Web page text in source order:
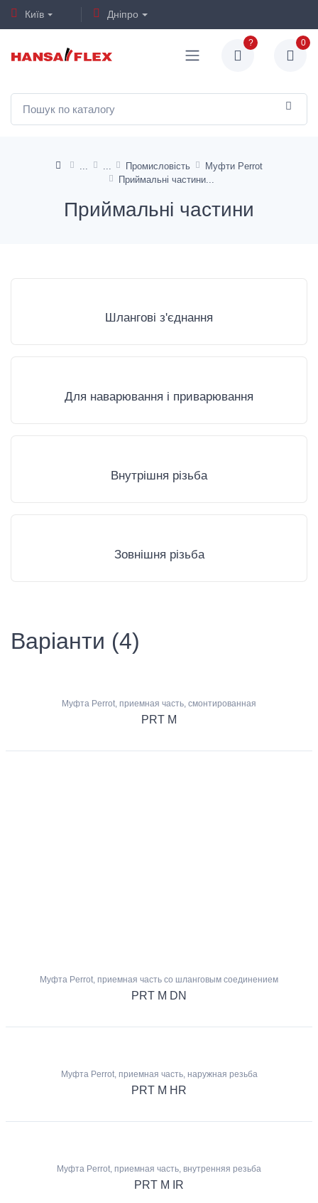
Київ Дніпро
? 0
Промисловість
Муфти Perrot
Приймальні частини
Приймальні частини
Шлангові з'єднання
Для наварювання і приварювання
Внутрішня різьба
Зовнішня різьба
Варіанти (4)
Муфта Perrot, приемная часть, смонтированная
PRT M
Муфта Perrot, приемная часть со шланговым соединением
PRT M DN
Муфта Perrot, приемная часть, наружная резьба
PRT M HR
Муфта Perrot, приемная часть, внутренняя резьба
PRT M IR